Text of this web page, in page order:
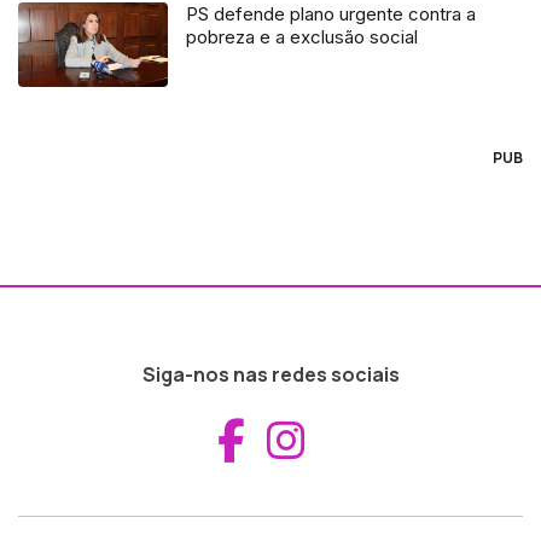
PS defende plano urgente contra a
pobreza e a exclusão social
PUB
Siga-nos nas redes sociais
Aceder ao